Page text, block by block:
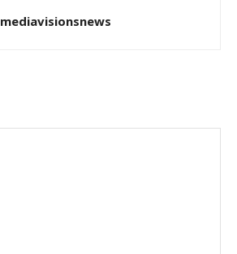
mediavisionsnews